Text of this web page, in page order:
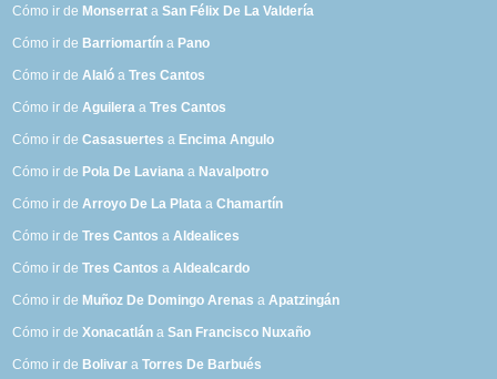
Cómo ir de Monserrat aSan Félix De La Valdería
Cómo ir de Barriomartín a Pano
Cómo ir deAlaló aTres Cantos
Cómo ir deAguilera aTres Cantos
Cómo ir deCasasuertes a Encima Angulo
Cómo ir de Pola De Laviana a Navalpotro
Cómo ir deArroyo De La Plata aChamartín
Cómo ir deTres Cantos aAldealices
Cómo ir deTres Cantos aAldealcardo
Cómo ir de Muñoz De Domingo Arenas aApatzingán
Cómo ir deXonacatlán aSan Francisco Nuxaño
Cómo ir de Bolivar aTorres De Barbués